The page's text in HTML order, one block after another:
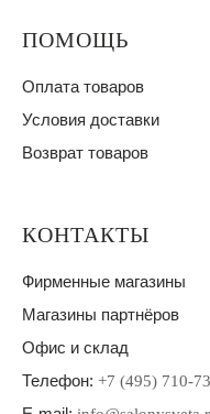
ПОМОЩЬ
Оплата товаров
Условия доставки
Возврат товаров
КОНТАКТЫ
Фирменные магазины
Магазины партнёров
Офис и склад
Телефон: +7 (495) 710-